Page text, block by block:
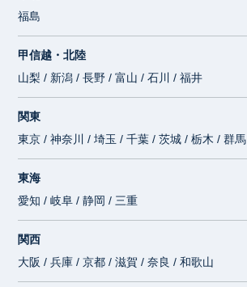
福島
甲信越・北陸
山梨 / 新潟 / 長野 / 富山 / 石川 / 福井
関東
東京 / 神奈川 / 埼玉 / 千葉 / 茨城 / 栃木 / 群馬
東海
愛知 / 岐阜 / 静岡 / 三重
関西
大阪 / 兵庫 / 京都 / 滋賀 / 奈良 / 和歌山